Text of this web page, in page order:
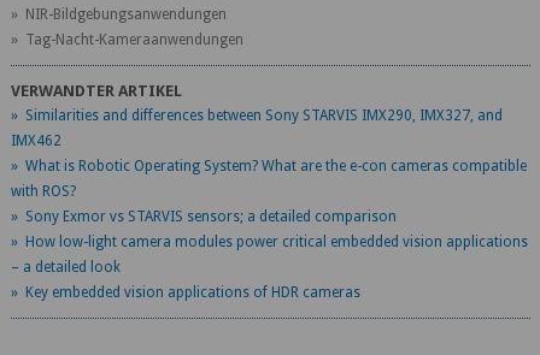
» NIR-Bildgebungsanwendungen
» Tag-Nacht-Kameraanwendungen
VERWANDTER ARTIKEL
» Similarities and differences between Sony STARVIS IMX290, IMX327, and
IMX462
» What is Robotic Operating System? What are the e-con cameras compatible
with ROS?
» Sony Exmor vs STARVIS sensors; a detailed comparison
» How low-light camera modules power critical embedded vision applications
– a detailed look
» Key embedded vision applications of HDR cameras